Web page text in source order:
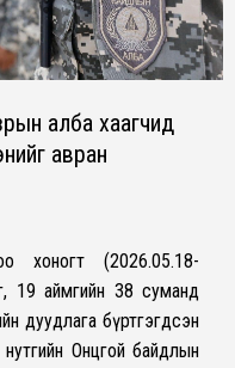
алба хаагчид
авран
хоногт (2026.05.18-
19 аймгийн 38 суманд
дуудлага бүртгэгдсэн
Онцгой байдлын